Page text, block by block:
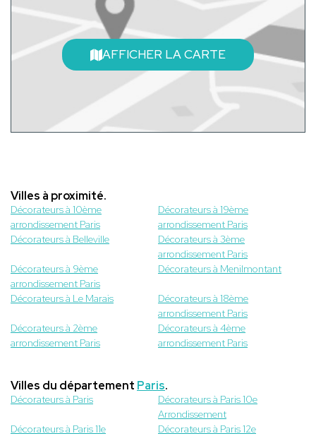
AFFICHER LA CARTE
Villes à proximité.
Décorateurs à 10ème
arrondissement Paris
Décorateurs à 19ème
arrondissement Paris
Décorateurs à Belleville
Décorateurs à 3ème
arrondissement Paris
Décorateurs à 9ème
arrondissement Paris
Décorateurs à Menilmontant
Décorateurs à Le Marais
Décorateurs à 18ème
arrondissement Paris
Décorateurs à 2ème
arrondissement Paris
Décorateurs à 4ème
arrondissement Paris
Villes du département Paris.
Décorateurs à Paris
Décorateurs à Paris 10e
Arrondissement
Décorateurs à Paris 11e
Décorateurs à Paris 12e